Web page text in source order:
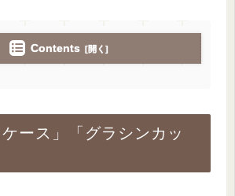
Contents
ケース」「グラシンカッ